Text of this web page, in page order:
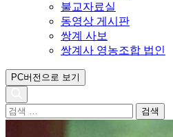
불교자료실
동영상 게시판
쌍계 사보
쌍계사 영농조합 법인
PC버전으로 보기
검
색